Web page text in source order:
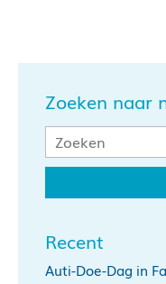
Zoeken naar
Recent
Auti-Doe-Dag in